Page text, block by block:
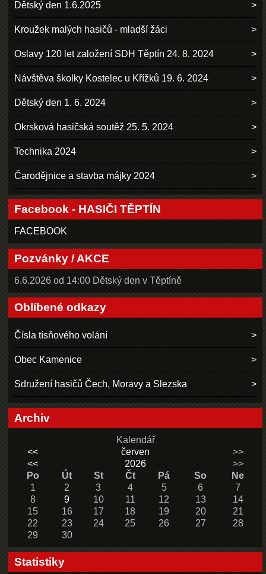
Dětský den 1.6.2025
Kroužek malých hasičů - mladší žáci
Oslavy 120 let založení SDH Těptín 24. 8. 2024
Návštěva školky Kostelec u Křížků 19. 6. 2024
Dětský den 1. 6. 2024
Okrsková hasičská soutěž 25. 5. 2024
Technika 2024
Čarodějnice a stavba májky 2024
Facebook - HASIČI TĚPTÍN
FACEBOOK
Pozvánky / AKCE
6.6.2026 od 14:00 Dětský den v Těptíně
Oblíbené odkazy
Čísla tísňového volání
Obec Kamenice
Sdružení hasičů Čech, Moravy a Slezska
Archiv
Kalendář
<<
červen
>>
<<
2026
>>
Po
Út St Čt Pá So
Ne
1
2 3 4 5 6
7
8
9 10 11 12 13
14
15
16 17 18 19 20
21
22
23 24 25 26 27
28
29
30
Statistiky